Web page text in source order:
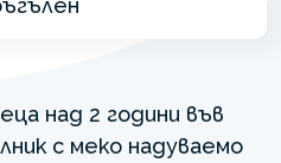
над 2 години във
с меко надуваемо